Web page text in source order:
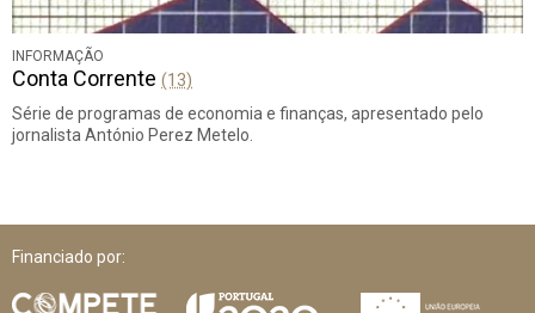
INFORMAÇÃO
Conta Corrente (13)
Série de programas de economia e finanças, apresentado pelo
jornalista António Perez Metelo.
Financiado por: